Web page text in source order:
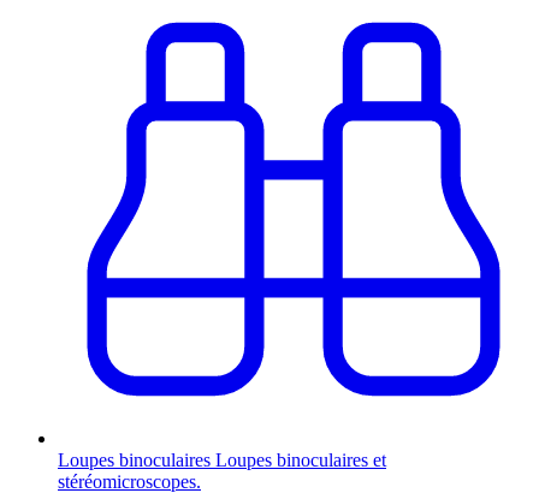
Loupes binoculaires Loupes binoculaires et
stéréomicroscopes.